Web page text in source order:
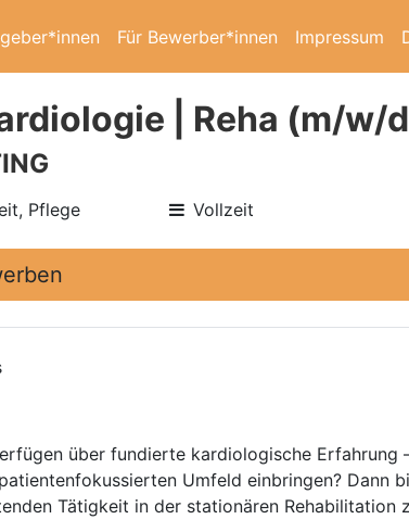
Für Bewerber*innen Impressum
| Reha (m/w/
Pflege Vollzeit
über fundierte kardiologische Erfahrung
Umfeld einbringen? Dann
Tätigkeit in der stationären Rehabilitation